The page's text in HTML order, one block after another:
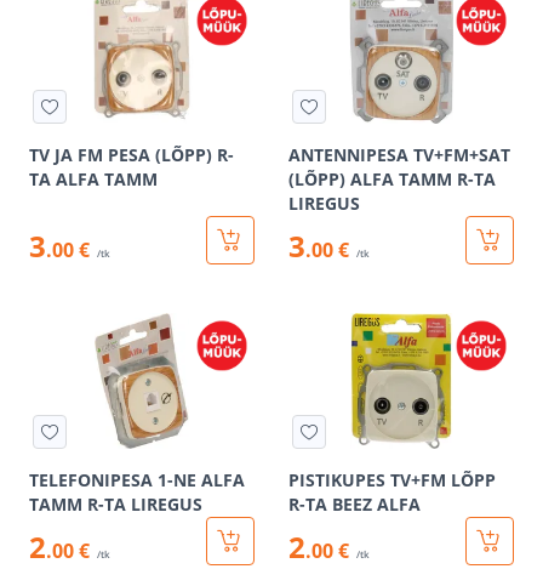
TV JA FM PESA (LÕPP) R-
TA ALFA TAMM
3.00 € /tk
ANTENNIPESA TV+FM+SAT
(LÕPP) ALFA TAMM R-TA
LIREGUS
3.00 € /tk
TELEFONIPESA 1-NE ALFA
TAMM R-TA LIREGUS
2.00 € /tk
PISTIKUPES TV+FM LÕPP
R-TA BEEZ ALFA
2.00 € /tk